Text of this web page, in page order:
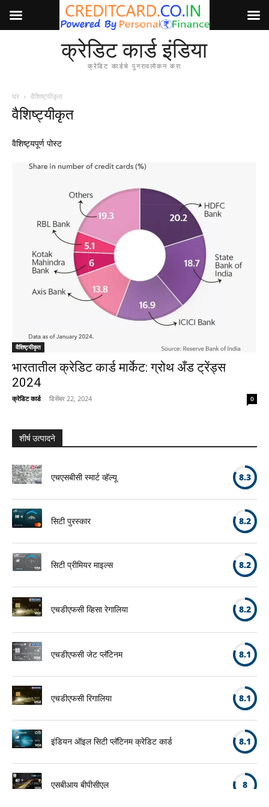
क्रेडिट कार्ड इंडिया
क्रेडिट कार्डचे पुनरावलोकन करा
घर वैशिष्ट्यीकृत
वैशिष्ट्यीकृत
वैशिष्ट्यपूर्ण पोस्ट
वैशिष्ट्यीकृत
भारतातील क्रेडिट कार्ड मार्केट: ग्रोथ अँड ट्रेंड्स
2024
क्रेडिट कार्ड - डिसेंबर 22, 2024 0
शीर्ष उत्पादने
एचएसबीसी स्मार्ट व्हॅल्यू 8.3
सिटी पुरस्कार 8.2
सिटी प्रीमियर माइल्स 8.2
एचडीएफसी व्हिसा रेगालिया 8.2
एचडीएफसी जेट प्लॅटिनम 8.1
एचडीएफसी रिगालिया 8.1
इंडियन ऑइल सिटी प्लॅटिनम क्रेडिट कार्ड 8.1
एसबीआय बीपीसीएल 8